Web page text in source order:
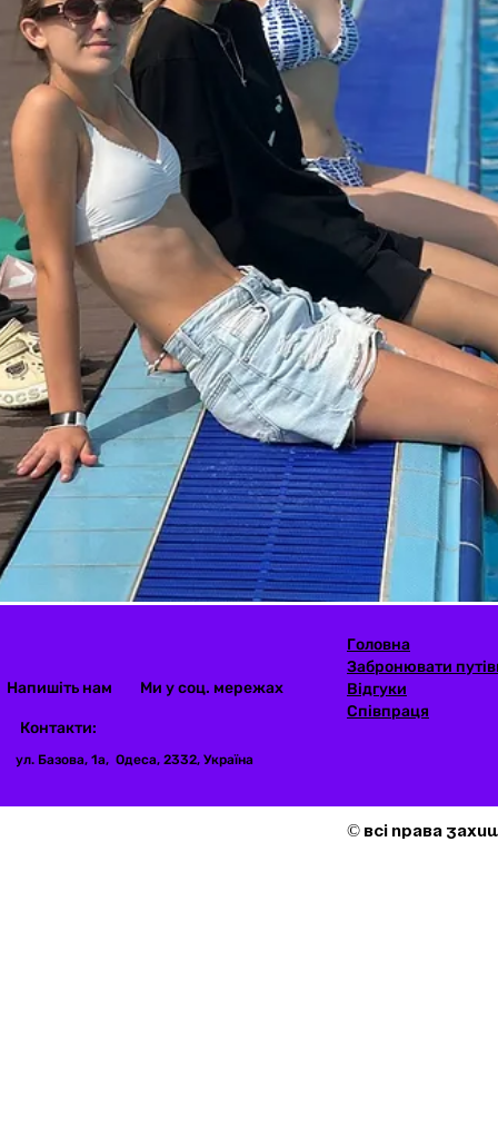
Напишіть нам Ми у соц. мережах
Контакти:
ул. Базова, 1а, Одеса, 2332, Україна
Головна
Забронювати
Відгуки
Співпраця
© Всі права